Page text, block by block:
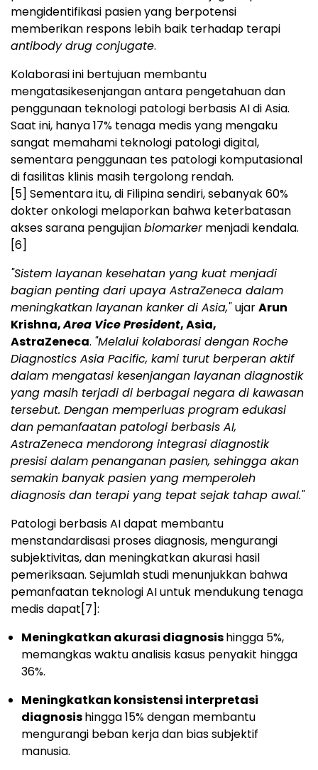
mengidentifikasi pasien yang berpotensi
memberikan respons lebih baik terhadap terapi
antibody drug conjugate.
Kolaborasi ini bertujuan membantu
mengatasikesenjangan antara pengetahuan dan
penggunaan teknologi patologi berbasis AI di Asia.
Saat ini, hanya 17% tenaga medis yang mengaku
sangat memahami teknologi patologi digital,
sementara penggunaan tes patologi komputasional
di fasilitas klinis masih tergolong rendah.
[5] Sementara itu, di Filipina sendiri, sebanyak 60%
dokter onkologi melaporkan bahwa keterbatasan
akses sarana pengujianbiomarkermenjadi kendala.
[6]
"Sistem layanan kesehatan yang kuat menjadi
bagian penting dari upaya AstraZeneca dalam
meningkatkan layanan kanker di Asia,"ujarArun
Krishna,Area Vice President, Asia,
AstraZeneca. "Melalui kolaborasi dengan Roche
Diagnostics Asia Pacific, kami turut berperan aktif
dalam mengatasi kesenjangan layanan diagnostik
yang masih terjadi di berbagai negara di kawasan
tersebut. Dengan memperluas program edukasi
dan pemanfaatan patologi berbasis AI,
AstraZeneca mendorong integrasi diagnostik
presisi dalam penanganan pasien, sehingga akan
semakin banyak pasien yang memperoleh
diagnosis dan terapi yang tepat sejak tahap awal."
Patologi berbasis AI dapat membantu
menstandardisasi proses diagnosis, mengurangi
subjektivitas, dan meningkatkan akurasi hasil
pemeriksaan. Sejumlah studi menunjukkan bahwa
pemanfaatan teknologi AI untuk mendukung tenaga
medis dapat[7]:
Meningkatkan akurasi diagnosishingga 5%,
memangkas waktu analisis kasus penyakit hingga
36%.
Meningkatkan konsistensi interpretasi
diagnosishingga 15% dengan membantu
mengurangi beban kerja dan bias subjektif
manusia.